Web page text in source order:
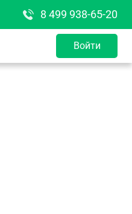
8 499 938-65-20
Войти